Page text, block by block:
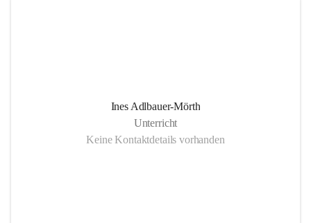
Ines Adlbauer-Mörth
Unterricht
Keine Kontaktdetails vorhanden